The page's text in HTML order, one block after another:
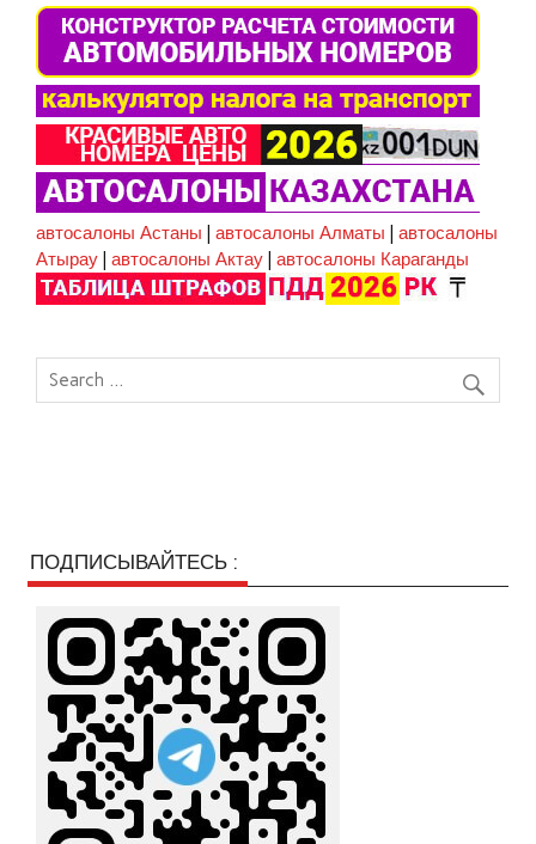
автосалоны Астаны |автосалоны Алматы |автосалоны
Атырау |автосалоны Актау |автосалоны Караганды
ПОДПИСЫВАЙТЕСЬ :